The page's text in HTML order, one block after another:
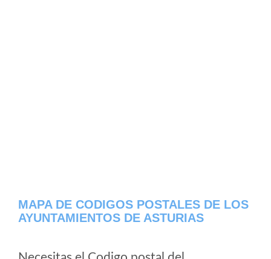
MAPA DE CODIGOS POSTALES DE LOS
AYUNTAMIENTOS DE ASTURIAS